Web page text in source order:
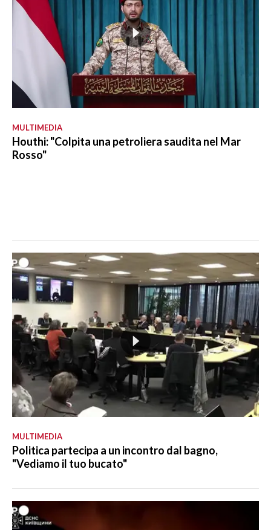
MULTIMEDIA
Houthi: "Colpita una petroliera saudita nel Mar
Rosso"
MULTIMEDIA
Politica partecipa a un incontro dal bagno,
"Vediamo il tuo bucato"